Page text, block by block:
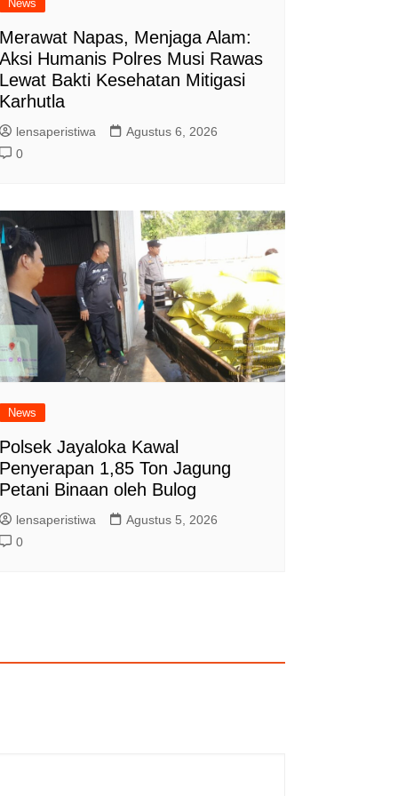
News
Napas, Menjaga Alam:
Humanis Polres Musi Rawas
Bakti Kesehatan Mitigasi
lensaperistiwa
Agustus 6, 2026
0
News
Jayaloka Kawal
1,85 Ton Jagung
Binaan oleh Bulog
lensaperistiwa
Agustus 5, 2026
0